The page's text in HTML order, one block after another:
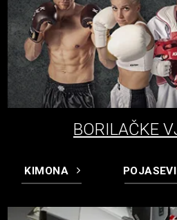
BORILAČKE
KIMONA POJASEVI